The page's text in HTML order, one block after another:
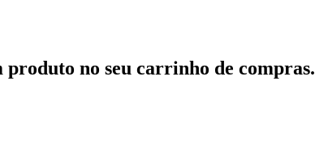
produto no seu carrinho de compras.